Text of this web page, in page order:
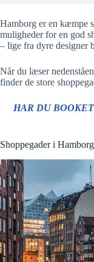
Hamborg er en kæmpe
muligheder for en god
– lige fra dyre designer
Når du læser
finder de store
HAR DU
Shoppegader i